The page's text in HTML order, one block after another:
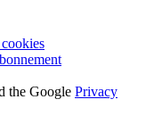
the Google Privacy